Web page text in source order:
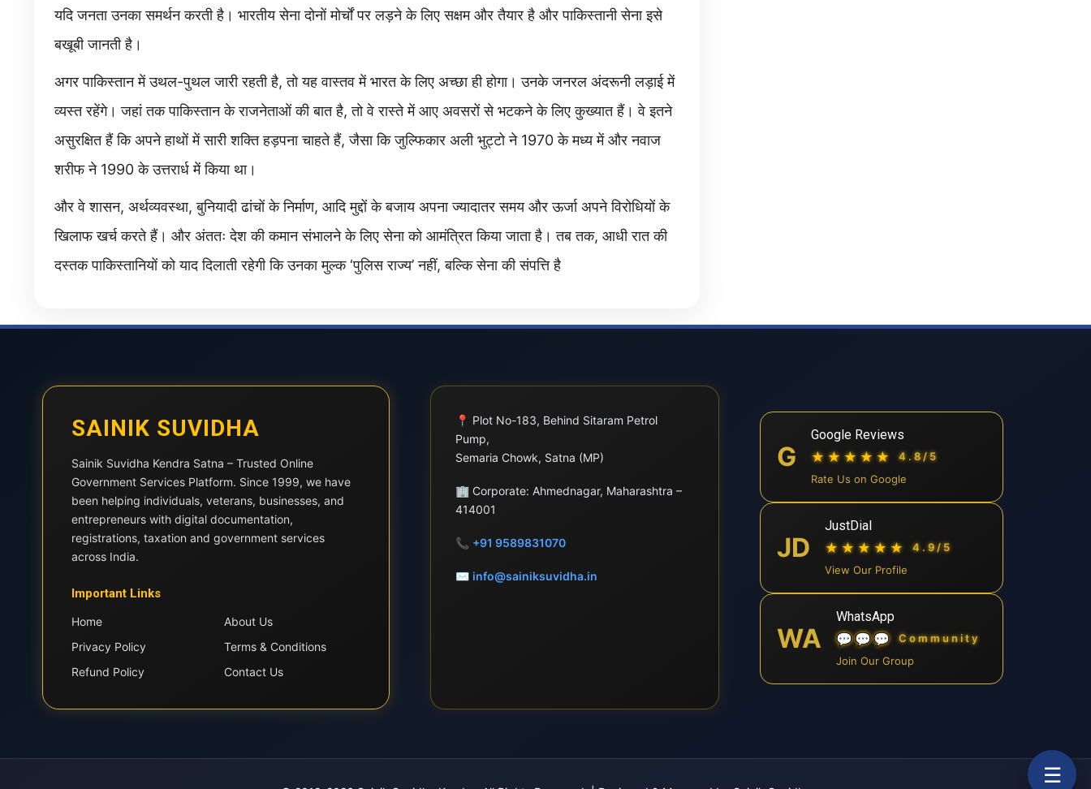
यदि जनता उनका समर्थन करती है। भारतीय सेना दोनों मोर्चों पर लड़ने के लिए सक्षम और तैयार है और पाकिस्तानी सेना इसे
बखूबी जानती है।
अगर पाकिस्तान में उथल-पुथल जारी रहती है, तो यह वास्तव में भारत के लिए अच्छा ही होगा। उनके जनरल अंदरूनी लड़ाई में
व्यस्त रहेंगे। जहां तक पाकिस्तान के राजनेताओं की बात है, तो वे रास्ते में आए अवसरों से भटकने के लिए कुख्यात हैं। वे इतने
असुरक्षित हैं कि अपने हाथों में सारी शक्ति हड़पना चाहते हैं, जैसा कि जुल्फिकार अली भुट्टो ने 1970 के मध्य में और नवाज
शरीफ ने 1990 के उत्तरार्ध में किया था।
और वे शासन, अर्थव्यवस्था, बुनियादी ढांचों के निर्माण, आदि मुद्दों के बजाय अपना ज्यादातर समय और ऊर्जा अपने विरोधियों के
खिलाफ खर्च करते हैं। और अंततः देश की कमान संभालने के लिए सेना को आमंत्रित किया जाता है। तब तक, आधी रात की
दस्तक पाकिस्तानियों को याद दिलाती रहेगी कि उनका मुल्क ‘पुलिस राज्य’ नहीं, बल्कि सेना की संपत्ति है
SAINIK SUVIDHA
Sainik Suvidha Kendra Satna – Trusted Online
Government Services Platform. Since 1999, we have
been helping individuals, veterans, businesses, and
entrepreneurs with digital documentation,
registrations, taxation and government services
across India.
Important Links
Home
About Us
Privacy Policy
Terms & Conditions
Refund Policy
Contact Us
📍 Plot No-183, Behind Sitaram Petrol
Pump,
Semaria Chowk, Satna (MP)
🏢Corporate: Ahmednagar, Maharashtra –
414001
📞 +91 9589831070
✉ info@sainiksuvidha.in
G
Google Reviews
★★★★★
4.8/5
Rate Us on Google
JD
JustDial
★★★★★
4.9/5
View Our Profile
WA
WhatsApp
💬💬💬 Community
Join Our Group
☰